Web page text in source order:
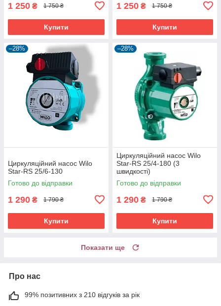
1 250 ₴ 1 750 ₴
Купити
1 250 ₴ 1 750 ₴
Купити
–28%
Циркуляційний насос Wilo
Star-RS 25/6-130
Готово до відправки
1 290 ₴ 1 790 ₴
Купити
–28%
Циркуляційний насос Wilo
Star-RS 25/4-180 (3
швидкості)
Готово до відправки
1 290 ₴ 1 790 ₴
Купити
Показати ще
Про нас
99% позитивних з 210 відгуків за рік